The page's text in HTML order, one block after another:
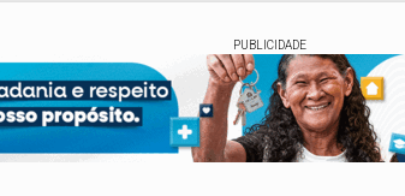
PUBLICIDADE